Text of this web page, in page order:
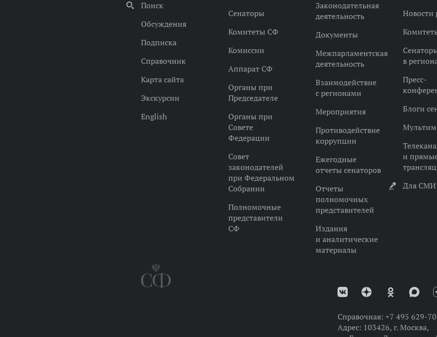
Поиск
Обсуждения
Подписка
Справочник
Карта сайта
Экскурсии
English
Сенаторы
Комитеты СФ
Комиссии
Аппарат СФ
Органы при
Председателе
Органы при
Совете
Федерации
Совет
законодателей
при Федеральном
Собрании
Полномочные
представители
СФ
Законодательная
деятельность
Документы
Межпарламентская
деятельность
Взаимодействие
с регионами
Мероприятия
Противодействие
коррупции
Ежегодные
отчеты сенаторов
Отчеты
полномочных
представителей
Издания
и аналитические
материалы
Новости
в
Пресс-
Блоги
и
Для СМИ
Справочная: +7 495 629-
Адрес: 103426, г. Москва,